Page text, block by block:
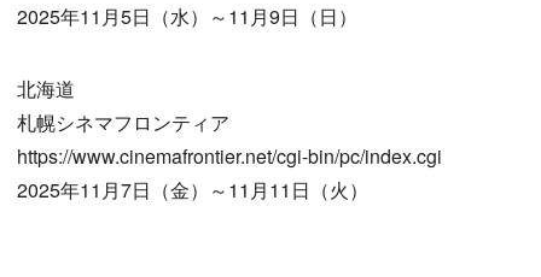
2025年11月5日（水）～11月9日（日）
北海道
札幌シネマフロンティア
https://www.cinemafrontier.net/cgi-bin/pc/index.cgi
2025年11月7日（金）～11月11日（火）